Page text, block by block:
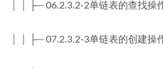
│ │ ├─ 06.2.3.2-2单链表的查找操
│ │ ├─ 07.2.3.2-3单链表的创建操